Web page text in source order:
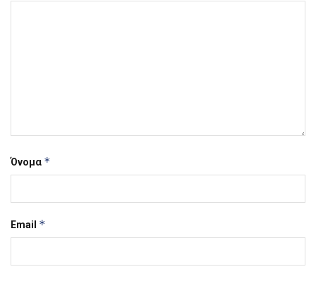
Όνομα *
Email *